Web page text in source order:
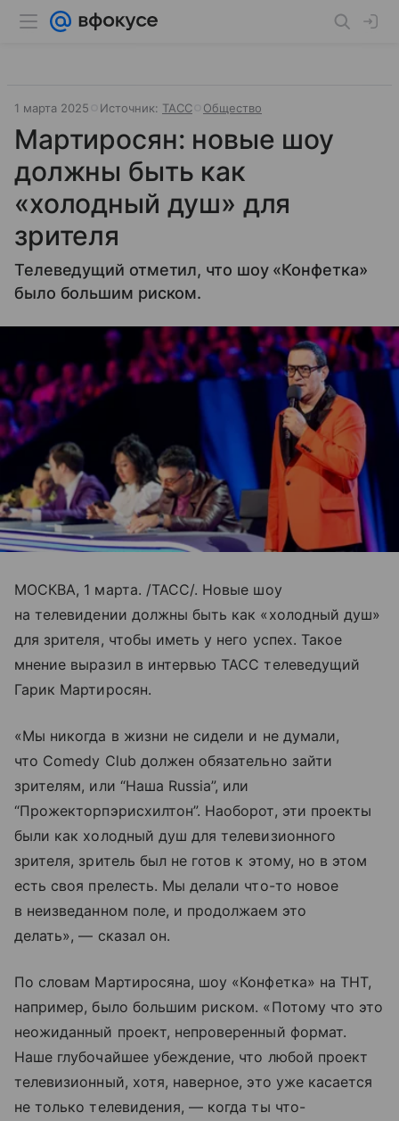
1 марта 2025 Источник: ТАСС Общество
Мартиросян: новые шоу
должны быть как
«холодный душ» для
зрителя
Телеведущий отметил, что шоу «Конфетка»
было большим риском.
МОСКВА, 1 марта. /ТАСС/. Новые шоу
на телевидении должны быть как «холодный душ»
для зрителя, чтобы иметь у него успех. Такое
мнение выразил в интервью ТАСС телеведущий
Гарик Мартиросян.
«Мы никогда в жизни не сидели и не думали,
что Comedy Club должен обязательно зайти
зрителям, или “Наша Russia”, или
“Прожекторпэрисхилтон”. Наоборот, эти проекты
были как холодный душ для телевизионного
зрителя, зритель был не готов к этому, но в этом
есть своя прелесть. Мы делали что-то новое
в неизведанном поле, и продолжаем это
делать», — сказал он.
По словам Мартиросяна, шоу «Конфетка» на ТНТ,
например, было большим риском. «Потому что это
неожиданный проект, непроверенный формат.
Наше глубочайшее убеждение, что любой проект
телевизионный, хотя, наверное, это уже касается
не только телевидения, — когда ты что-